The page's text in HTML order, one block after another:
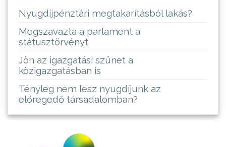
Nyugdíjpénztári megtakarításból lakás?
Megszavazta a parlament a
státusztörvényt
Jön az igazgatási szünet a
közigazgatásban is
Tényleg nem lesz nyugdíjunk az
elöregedő társadalomban?